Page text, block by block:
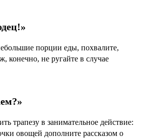
порции еды, похвалите,
конечно, не ругайте в случае
трапезу в занимательное действие:
овощей дополните рассказом о